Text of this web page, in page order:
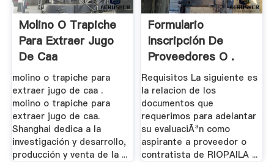
Molino O Trapiche
Para Extraer Jugo
De Caa
molino o trapiche para
extraer jugo de caa .
molino o trapiche para
extraer jugo de caa.
Shanghai dedica a la
investigación y desarrollo,
producción y venta de la ...
Formulario
Inscripción De
Proveedores O .
Requisitos La siguiente es
la relacion de los
documentos que
requerimos para adelantar
su evaluaciÃ³n como
aspirante a proveedor o
contratista de RIOPAILA ...